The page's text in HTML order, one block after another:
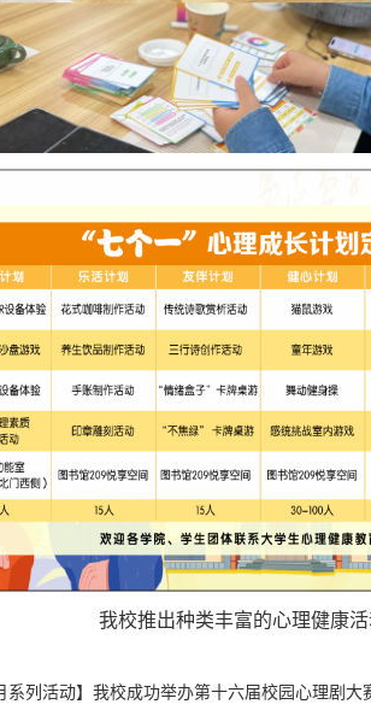
我校推出种类丰富的心理健康
系列活动】我校成功举办第十六届校园心理剧大